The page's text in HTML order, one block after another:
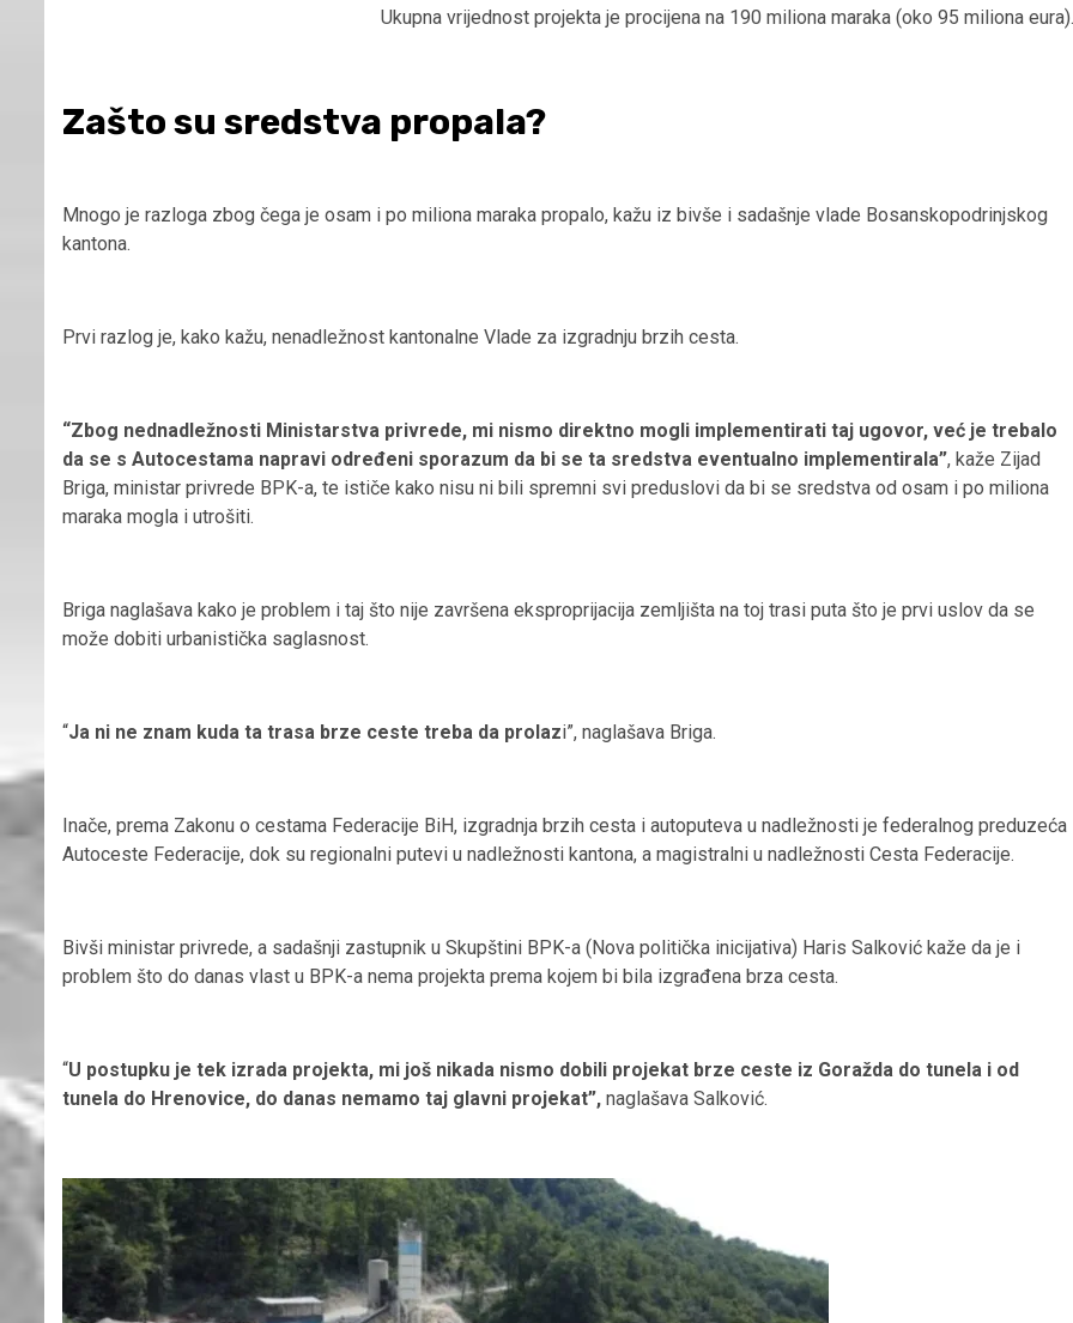
Ukupna vrijednost projekta je procijena na 190 miliona maraka (oko 95 miliona eura).
Zašto su sredstva propala?
Mnogo je razloga zbog čega je osam i po miliona maraka propalo, kažu iz bivše i sadašnje vlade Bosanskopodrinjskog
kantona.
Prvi razlog je, kako kažu, nenadležnost kantonalne Vlade za izgradnju brzih cesta.
“Zbog nednadležnosti Ministarstva privrede, mi nismo direktno mogli implementirati taj ugovor, već je trebalo
da se s Autocestama napravi određeni sporazum da bi se ta sredstva eventualno implementirala”, kaže Zijad
Briga, ministar privrede BPK-a, te ističe kako nisu ni bili spremni svi preduslovi da bi se sredstva od osam i po miliona
maraka mogla i utrošiti.
Briga naglašava kako je problem i taj što nije završena eksproprijacija zemljišta na toj trasi puta što je prvi uslov da se
može dobiti urbanistička saglasnost.
“Ja ni ne znam kuda ta trasa brze ceste treba da prolazi”, naglašava Briga.
Inače, prema Zakonu o cestama Federacije BiH, izgradnja brzih cesta i autoputeva u nadležnosti je federalnog preduzeća
Autoceste Federacije, dok su regionalni putevi u nadležnosti kantona, a magistralni u nadležnosti Cesta Federacije.
Bivši ministar privrede, a sadašnji zastupnik u Skupštini BPK-a (Nova politička inicijativa) Haris Salković kaže da je i
problem što do danas vlast u BPK-a nema projekta prema kojem bi bila izgrađena brza cesta.
“U postupku je tek izrada projekta, mi još nikada nismo dobili projekat brze ceste iz Goražda do tunela i od
tunela do Hrenovice, do danas nemamo taj glavni projekat”, naglašava Salković.